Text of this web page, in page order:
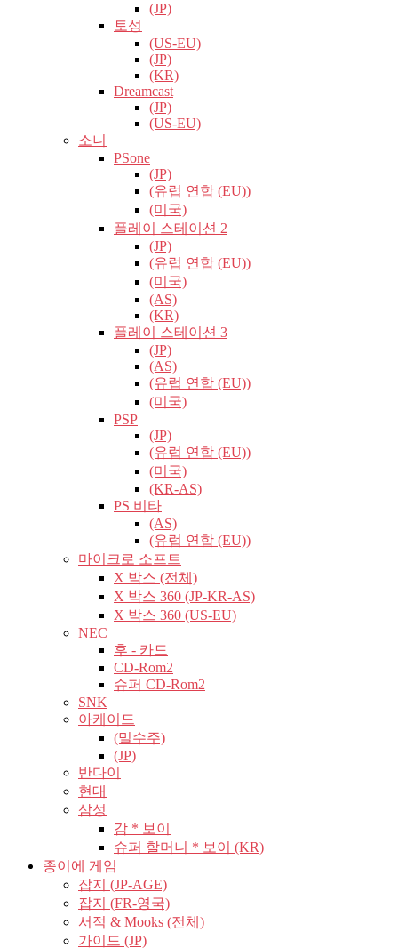
(JP)
토성
(US-EU)
(JP)
(KR)
Dreamcast
(JP)
(US-EU)
소니
PSone
(JP)
(유럽​​ 연합 (EU))
(미국)
플레이 스테이션 2
(JP)
(유럽​​ 연합 (EU))
(미국)
(AS)
(KR)
플레이 스테이션 3
(JP)
(AS)
(유럽​​ 연합 (EU))
(미국)
PSP
(JP)
(유럽​​ 연합 (EU))
(미국)
(KR-AS)
PS 비타
(AS)
(유럽​​ 연합 (EU))
마이크로 소프트
X 박스 (전체)
X 박스 360 (JP-KR-AS)
X 박스 360 (US-EU)
NEC
후 - 카드
CD-Rom2
슈퍼 CD-Rom2
SNK
아케이드
(밀수주)
(JP)
반다이
현대
삼성
감 * 보이
슈퍼 할머니 * 보이 (KR)
종이에 게임
잡지 (JP-AGE)
잡지 (FR-영국)
서적 & Mooks (전체)
가이드 (JP)